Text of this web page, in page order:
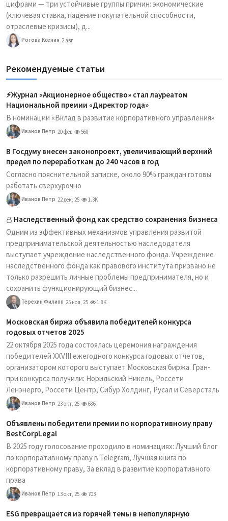
цифрами — три устойчивые группы причин: экономические
(ключевая ставка, падение покупательной способности,
отраслевые кризисы), д...
Рогова Ксения 2 авг
Рекомендуемые статьи
⚡️Журнал «Акционерное общество» стал лауреатом
Национальной премии «Директор года»
В номинации «Вклад в развитие корпоративного управления»
Иванов Петр 20 фев 568
В Госдуму внесен законопроект, увеличивающий верхний
предел по переработкам до 240 часов в год
Согласно пояснительной записке, около 90% граждан готовы
работать сверхурочно
Иванов Петр 22 дек, 25 1.3K
Наследственный фонд как средство сохранения бизнеса
Одним из эффективных механизмов управления развитой
предпринимательской деятельностью наследодателя
выступает учреждение наследственного фонда. Учреждение
наследственного фонда как правового института призвано не
только разрешить личные проблемы предпринимателя, но и
сохранить функционирующий бизнес...
Терехин Филипп 25 ноя, 25 1.8K
Московская биржа объявила победителей конкурса
годовых отчетов 2025
22 октября 2025 года состоялась церемония награждения
победителей XXVIII ежегодного конкурса годовых отчетов,
организатором которого выступает Московская биржа. Гран-
при конкурса получили: Норильский Никель, Россети
Ленэнерго, Россети Центр, Сибур Холдинг, Русал и Северсталь
Иванов Петр 23 окт, 25 686
Объявлены победители премии по корпоративному праву
BestCorpLegal
В 2025 году голосование проходило в номинациях: Лучший блог
по корпоративному праву в Telegram, Лучшая книга по
корпоративному праву, За вклад в развитие корпоративного
права
Иванов Петр 13 окт, 25 703
ESG превращается из горячей темы в непопулярную